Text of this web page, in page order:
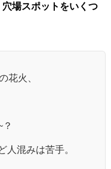
穴場スポットをいくつ
花火、
人混みは苦手。